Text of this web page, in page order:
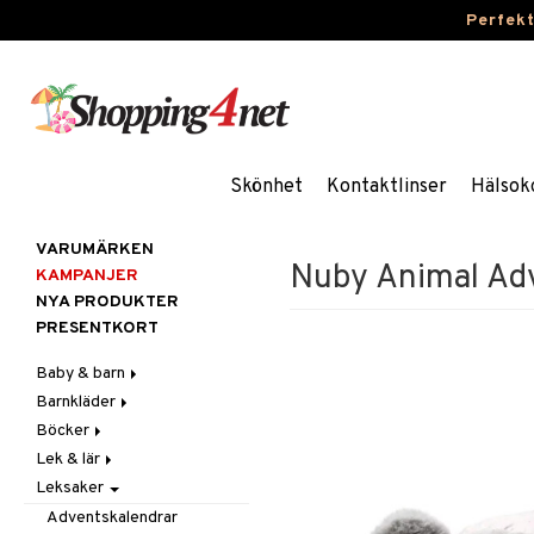
Skönhet Kontaktlinser
Nuby Animal
VARUMÄRKEN
KAMPANJER
NYA PRODUKTER
PRESENTKORT
Baby & barn
Accessoarer
För håret
Hattar & Mössor
Övrigt
Plånböcker
Aktivitet
Babygym
Babysitters
Bit & Skallra
Äta
Barnservis
Haklappar
Badrockar & Handdukar
Barnvagnstillbehör
Barnkläder
Accessoarer
Kepsar & Solhattar
Badkläder & UV-kläder
Klänningar
Nederdelar
Böcker
Dagböcker
Läs & Lär
Målarböcker
Lek & lär
Experiment
Inlärningsspel
Leksaker
Adventskalendrar